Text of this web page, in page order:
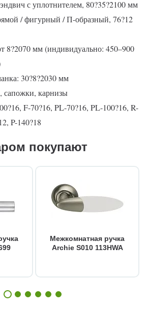
с уплотнителем, 80?35?2100 мм
/ фигурный / П-образный, 76?12
8?2070 мм (индивидуально: 450–900
30?8?2030 мм
сапожки, карнизы
F-70?16, PL-70?16, PL-100?16, R-
P-140?18
покупают
Межкомнатная ручка
Archie S010 113HWA